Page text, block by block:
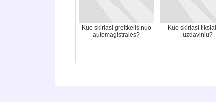
Kuo skiriasi greitkelis nuo
automagistrales?
Kuo skiriasi
uzdaviniu?